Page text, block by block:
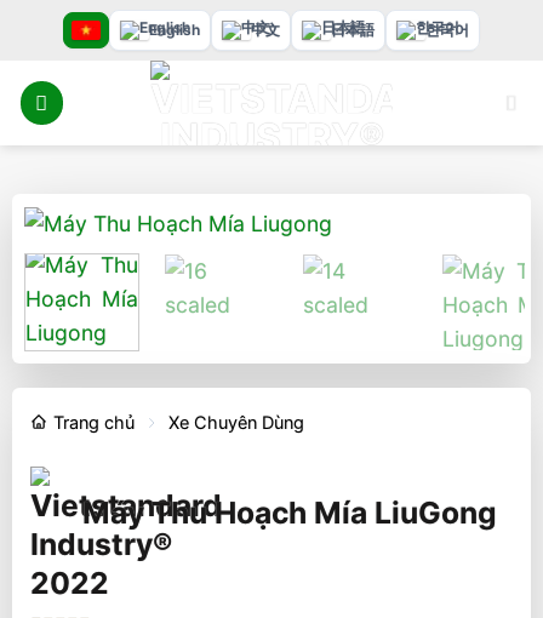
nội
dung
English 中文 日本語 한국어
Trang chủ Xe Chuyên Dùng
Máy Thu Hoạch Mía LiuGong
2022